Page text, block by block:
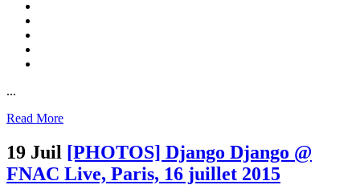
...
Read More
19 Juil [PHOTOS] Django Django @
FNAC Live, Paris, 16 juillet 2015